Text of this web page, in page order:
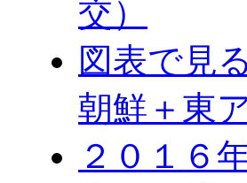
交）
図表で見
朝鮮＋東
２０１６